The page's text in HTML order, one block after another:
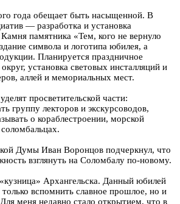
года обещает быть насыщенной. В
— разработка и установка
памятника «Тем, кого не вернуло
символа и логотипа юбилея, а
Планируется праздничное
установка световых инсталляций и
аллей и мемориальных мест.
просветительской части:
группу лекторов и экскурсоводов,
о кораблестроении, морской
Думы Иван Воронцов подчеркнул, что
взглянуть на Соломбалу по-новому.
Архангельска. Данный юбилей
вспомнить славное прошлое, но и
меня недавно стало открытием, что в